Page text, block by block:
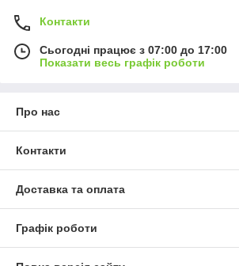
Контакти
Сьогодні працює з 07:00 до 17:00
Показати весь графік роботи
Про нас
Контакти
Доставка та оплата
Графік роботи